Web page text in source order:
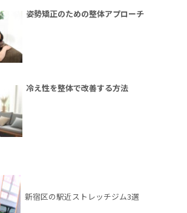
姿勢矯正のための整体アプローチ
冷え性を整体で改善する方法
新宿区の駅近ストレッチジム3選